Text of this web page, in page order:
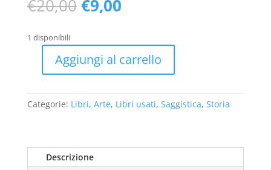
€20,00 Il
prezzo
era:
€20,00.
€9,00Il
è:
€9,00.
1 disponibili
nella
pittura
XIX
secolo
Aggiungi al carrello
Categorie: Libri, Arte, Libri usati, Saggistica, Storia
Descrizione